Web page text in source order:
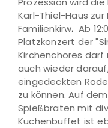
Karl-Thiel-Haus
Familienkirw. Ab
Platzkonzert der
Kirchenchores darf
auch wieder
eingedeckten
zu können. Auf
Spießbraten mit
Kuchenbuffet ist